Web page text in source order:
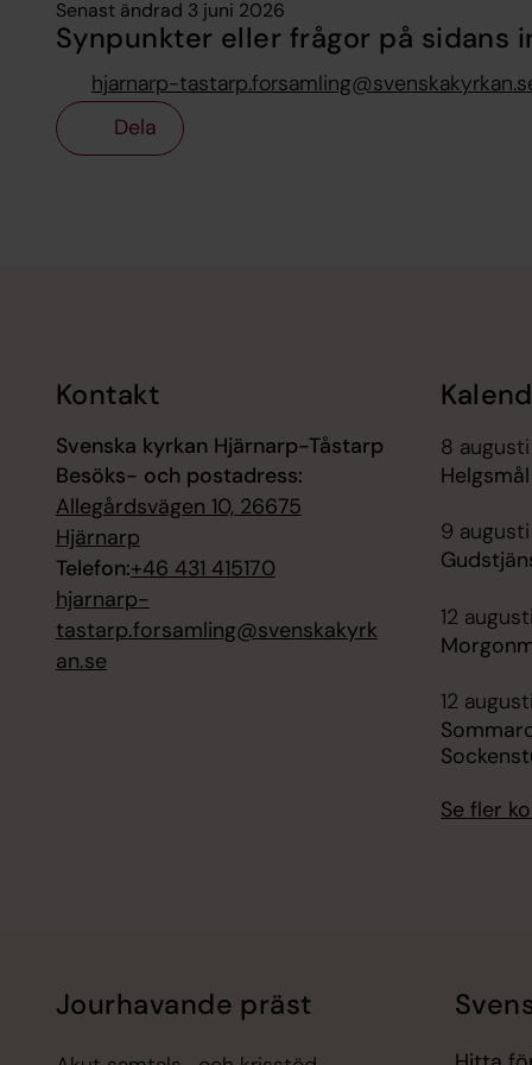
Senast ändrad 3 juni 2026
Synpunkter eller frågor på sidans
hjarnarp-
Dela
Kontakt
Svenska kyrkan Hjärnarp-Tåstarp
Besöks- och postadress:
Allegårdsvägen 10, 26675
Hjärnarp
Telefon:+46 431 415170
hjarnarp-
tastarp.forsamling@svenskakyrk
an.se
8
Helgsmål
9
12
12
Se fler
Jourhavande präst